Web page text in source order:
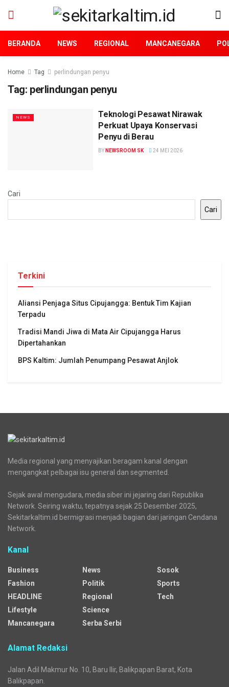
BERANDA NEWS REGIONAL MANCANEGARA
Home Tag perlindungan penyu
Tag: perlindungan penyu
NEWS
Teknologi Pesawat Nirawak
Perkuat Upaya Konservasi
Penyu di Berau
BY NEWSROOM SK 24 MEI 2026
Cari
Cari
Terkini
Aliansi Penjaga Situs Cipujangga: Bentuk Tim Kajian
Terpadu
Tradisi Mandi Jiwa di Mata Air Cipujangga Harus
Dipertahankan
BPS Kaltim: Jumlah Penumpang Pesawat Anjlok
Media regional yang menyajikan beragam kanal dengan
mengangkat pelbagai isu general dan segmented.
Sejak awal mengudara, media siber ini jejaring dari Republika
Network. Seiring waktu, tepatnya sejak 25 Desember 2025,
Sekitarkaltim.id bermigrasi menjadi bagian dari jaringan Cendana
Network.
Kanal
Business
Fashion
HEADLINE
Lifestyle
Mancanegara
News
Politik
Regional
Science
Serba Serbi
Sosok
Sports
Tech
Alamat Redaksi
Jalan Adil Makmur No. 10, Baru Ilir, Balikpapan Barat, Kota
Balikpapan.